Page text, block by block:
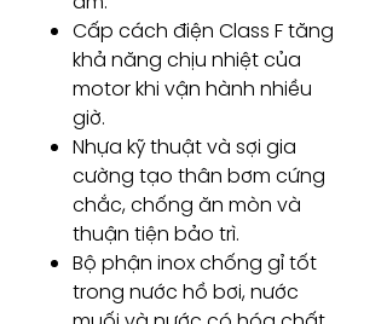
Cấp cách điện Class F tăng
khả năng chịu nhiệt của
motor khi vận hành nhiều
giờ.
Nhựa kỹ thuật và sợi gia
cường tạo thân bơm cứng
chắc, chống ăn mòn và
thuận tiện bảo trì.
Bộ phận inox chống gỉ tốt
trong nước hồ bơi, nước